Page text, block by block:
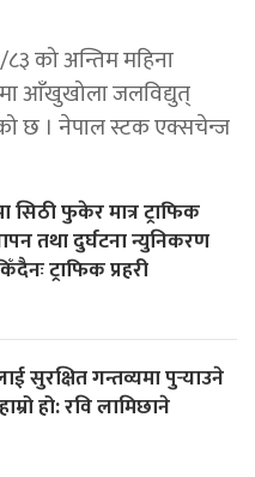
को अन्तिम महिना
आँखुखोला जलविद्युत्
छ । नेपाल स्टक एक्सचेन्ज
फुकेर मात्र ट्राफिक
तथा दुर्घटना न्युनिकरण
ट्राफिक प्रहरी
सुरक्षित गन्तव्यमा पुर्‍याउने
हो: रवि लामिछाने